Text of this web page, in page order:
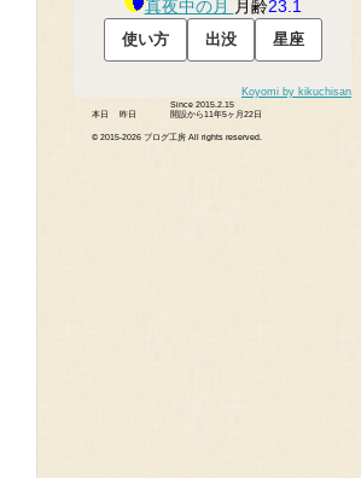
真夜中の月 月齢23.1
Koyomi by kikuchisan
本日 昨日
Since 2015.2.15
開設から11年5ヶ月22日
© 2015-2026 ブログ工房 All rights reserved.